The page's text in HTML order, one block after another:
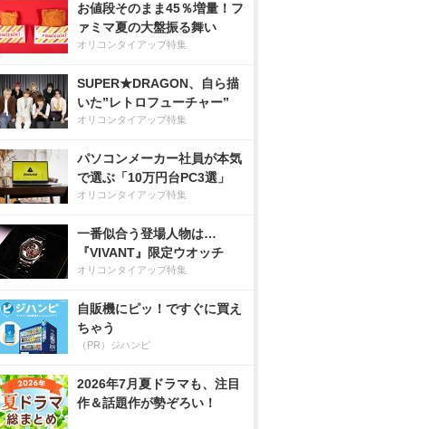
お値段そのまま45％増量！フ
ァミマ夏の大盤振る舞い
オリコンタイアップ特集
SUPER★DRAGON、自ら描
いた”レトロフューチャー”
オリコンタイアップ特集
パソコンメーカー社員が本気
で選ぶ「10万円台PC3選」
オリコンタイアップ特集
一番似合う登場人物は…
『VIVANT』限定ウオッチ
オリコンタイアップ特集
自販機にピッ！ですぐに買え
ちゃう
（PR）ジハンピ
2026年7月夏ドラマも、注目
作＆話題作が勢ぞろい！